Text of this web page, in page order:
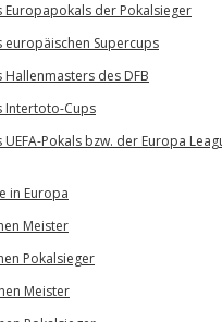
Europapokals der Pokalsieger
europäischen Supercups
Hallenmasters des DFB
Intertoto-Cups
UEFA-Pokals bzw. der Europa
in Europa
Meister
Pokalsieger
Meister